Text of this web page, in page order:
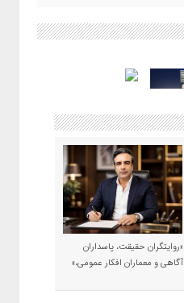
«روایتگران حقیقت، پاسداران
آگاهی و معماران افکار عمومی،»